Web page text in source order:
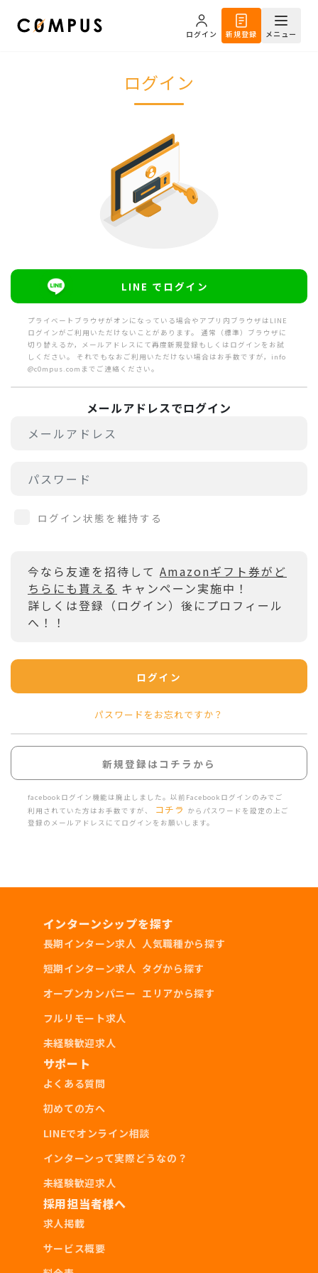
ログイン 新規登録 メニュー
ログイン
LINE でログイン
プライベートブラウザがオンになっている場合やアプリ内ブラウザはLINE
ログインがご利用いただけないことがあります。 通常（標準）ブラウザに
切り替えるか，メールアドレスにて再度新規登録もしくはログインをお試
しください。 それでもなおご利用いただけない場合はお手数ですが，info
@c0mpus.comまでご連絡ください。
メールアドレスでログイン
ログイン状態を維持する
今なら友達を招待して Amazonギフト券がど
ちらにも貰える キャンペーン実施中！
詳しくは登録（ログイン）後にプロフィール
へ！！
ログイン
パスワードをお忘れですか？
新規登録はコチラから
facebookログイン機能は廃止しました。以前Facebookログインのみでご
利用されていた方はお手数ですが、
コチラ からパスワードを設定の上ご
登録のメールアドレスにてログインをお願いします。
インターンシップを探す
長期インターン求人
短期インターン求人
オープンカンパニー
フルリモート求人
未経験歓迎求人
人気職種から探す
タグから探す
エリアから探す
サポート
よくある質問
初めての方へ
LINEでオンライン相談
インターンって実際どうなの？
未経験歓迎求人
採用担当者様へ
求人掲載
サービス概要